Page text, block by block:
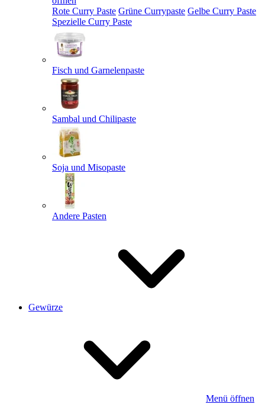
Rote Curry Paste Grüne Currypaste Gelbe Curry Paste
Spezielle Curry Paste
Fisch und Garnelenpaste
Sambal und Chilipaste
Soja und Misopaste
Andere Pasten
Gewürze
Menü öffnen